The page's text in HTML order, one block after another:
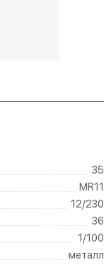
35
MR11
12/230
36
1/100
металл